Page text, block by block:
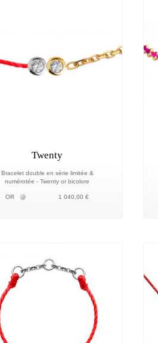
Twenty
Bracelet double en série limitée &
numérotée - Twenty or bicolore
OR Белое золото 18К
1 040,00 €